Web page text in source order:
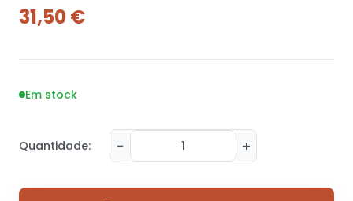
31,50€
Em stock
Quantidade: − +